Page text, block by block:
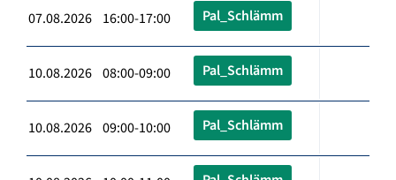
07.08.2026 16:00-17:00 Pal_Schlämm
10.08.2026 08:00-09:00 Pal_Schlämm
10.08.2026 09:00-10:00 Pal_Schlämm